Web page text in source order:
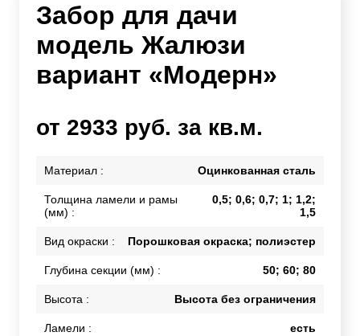
Забор для дачи
модель Жалюзи
вариант «Модерн»
от 2933 руб. за кв.м.
Материал : Оцинкованная сталь
Толщина ламели и рамы
(мм) :
0,5; 0,6; 0,7; 1; 1,2;
1,5
Вид окраски : Порошковая окраска; полиэстер
Глубина секции (мм) : 50; 60; 80
Высота : Высота без ограничения
Ламели : есть